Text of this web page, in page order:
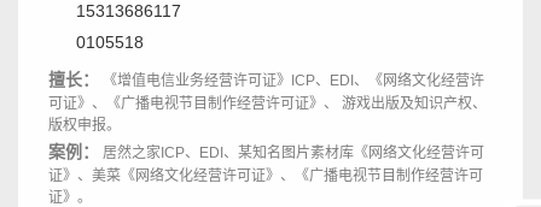
15313686117
0105518
擅长：
《增值电信业务经营许可证》ICP、EDI、《网络文化经营许
可证》、《广播电视节目制作经营许可证》、 游戏出版及知识产权、
版权申报。
案例：
居然之家ICP、EDI、某知名图片素材库《网络文化经营许可
证》、美菜《网络文化经营许可证》、《广播电视节目制作经营许可
证》。